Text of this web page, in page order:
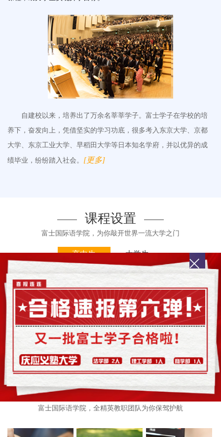
自建校以来，培养出了万余名莘莘学子。富士学子在学校的培
养下，奋发向上，凭借坚实的学习功底，很多考入东京大学、京都
大学、东京工业大学、早稻田大学等日本知名学府，并以优异的成
绩毕业，纷纷踏入社会。 [更多]
课程设置
富士国际语学院，为你敲开世界一流大学之门
高中生 大学生
高中生全日制精
英升学课程
高中生半日制普
通升学课程
学生服务
富士国际语学院，全精英教职团队为你保驾护航